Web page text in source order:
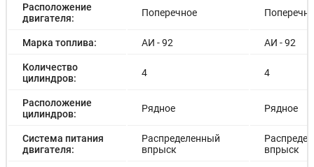
Стеклоочиститель и омыватель заднего стекла
Аудиоподготовка (антенна, проводка)
Расположение
двигателя:
Поперечное
Марка топлива: АИ - 92 АИ - 92
Количество
цилиндров:
4 4
Расположение
цилиндров:
Рядное Рядное
Система питания
двигателя:
Распределенный
впрыск
впрыск